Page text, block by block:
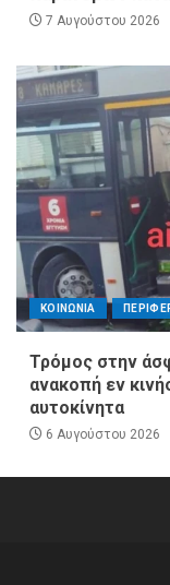
7 Αυγούστου 2026
ΚΟΙΝΩΝΙΑ
Τρόμος στην
ανακοπή εν
αυτοκίνητα
6 Αυγούστου 2026